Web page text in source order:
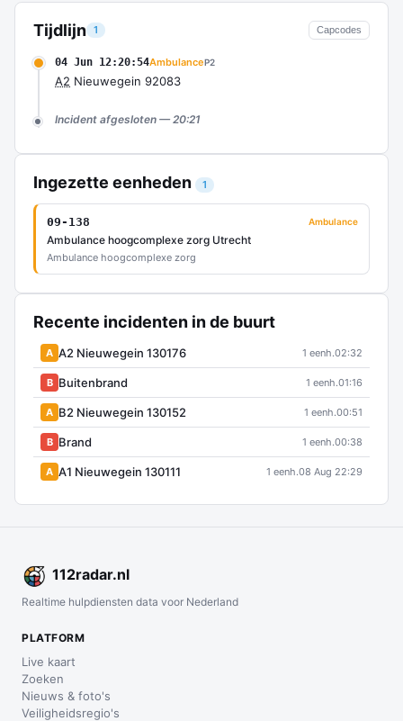
Tijdlijn 1 Capcodes
04 Jun 12:20:54AmbulanceP2
A2 Nieuwegein 92083
Incident afgesloten — 20:21
Ingezette eenheden 1
09-138 Ambulance
Ambulance hoogcomplexe zorg Utrecht
Ambulance hoogcomplexe zorg
Recente incidenten in de buurt
A A2 Nieuwegein 130176 1 eenh.02:32
B Buitenbrand 1 eenh.01:16
A B2 Nieuwegein 130152 1 eenh.00:51
B Brand 1 eenh.00:38
A A1 Nieuwegein 130111 1 eenh.08 Aug 22:29
112radar.nl
Realtime hulpdiensten data voor Nederland
PLATFORM
Live kaart
Zoeken
Nieuws & foto's
Veiligheidsregio's